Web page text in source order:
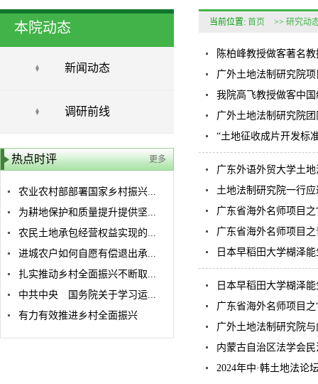
本院动态
新闻动态
调研前线
热点时评 更多
农业农村部部署国家乡村振兴...
为耕地保护和质量提升提供坚...
农民土地承包经营权益实现的...
进城农户如何自愿有偿退出承...
扎实推动乡村全面振兴不断取...
中共中央 国务院关于学习运...
有力有效推进乡村全面振兴
当前位置: 首页 >> 研究动
陈柏峰教授做客著名
广外土地法制研究院
我院高飞教授做客中
广外土地法制研究院
“土地征收成片开发标
广东外语外贸大学土
土地法制研究院一行
广东省海外名师项目
广东省海外名师项目
日本早稻田大学楜泽
日本早稻田大学楜泽
广东省海外名师项目
广外土地法制研究院
内蒙古自治区法学会
2024年中·韩土地法论